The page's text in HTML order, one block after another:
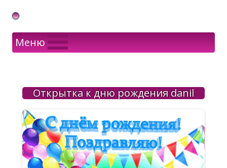
Gif Открытки в подарок
Меню
Открытка к дню рождения danil